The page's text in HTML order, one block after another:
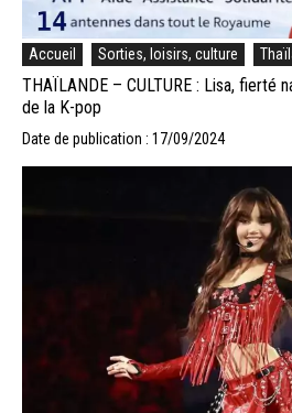
Accueil Sorties, loisirs, culture
THAÏLANDE – CULTURE : Lisa, fierté
de la K-pop
Date de publication : 17/09/2024